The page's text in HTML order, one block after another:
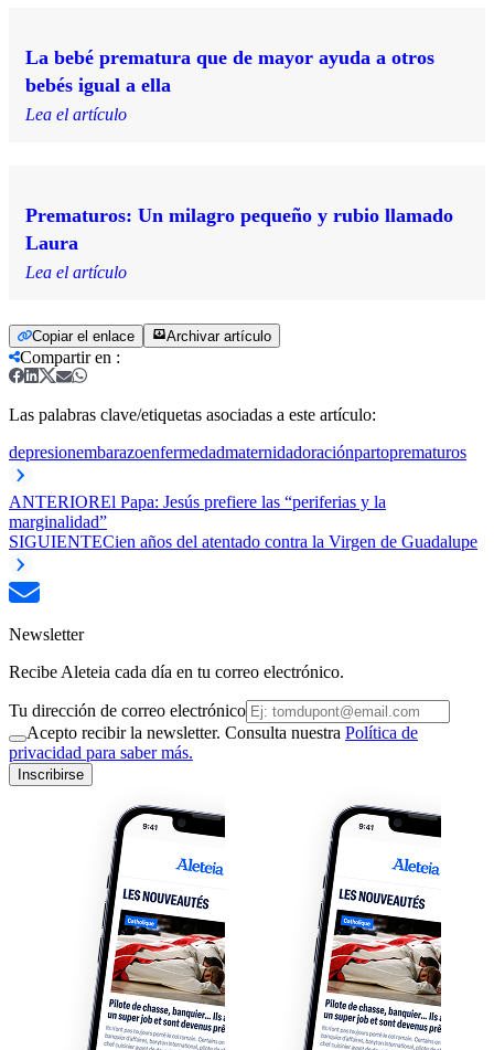
La bebé prematura que de mayor ayuda a otros
bebés igual a ella
Lea el artículo
Prematuros: Un milagro pequeño y rubio llamado
Laura
Lea el artículo
Copiar el enlace Archivar artículo
Compartir en :
Las palabras clave/etiquetas asociadas a este artículo:
depresionembarazoenfermedadmaternidadoraciónpartoprematuros
ANTERIOREl Papa: Jesús prefiere las “periferias y la
marginalidad”
SIGUIENTECien años del atentado contra la Virgen de Guadalupe
Newsletter
Recibe Aleteia cada día en tu correo electrónico.
Tu dirección de correo electrónico
Acepto recibir la newsletter. Consulta nuestra Política de
privacidad para saber más.
Inscribirse